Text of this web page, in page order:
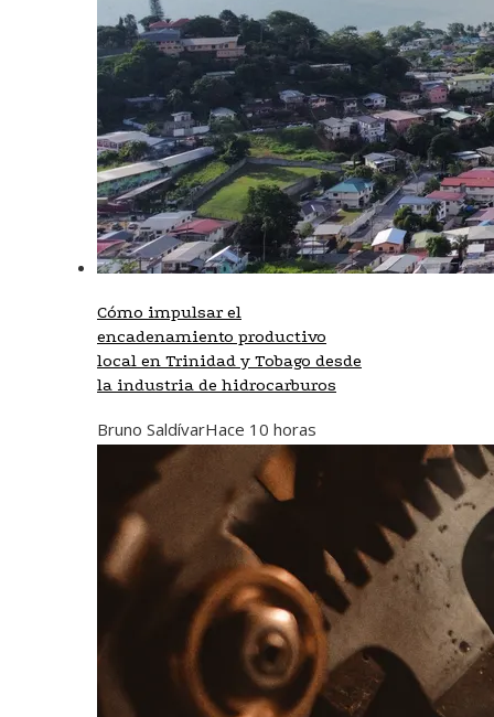
Cómo impulsar el
encadenamiento productivo
local en Trinidad y Tobago desde
la industria de hidrocarburos
Bruno SaldívarHace 10 horas